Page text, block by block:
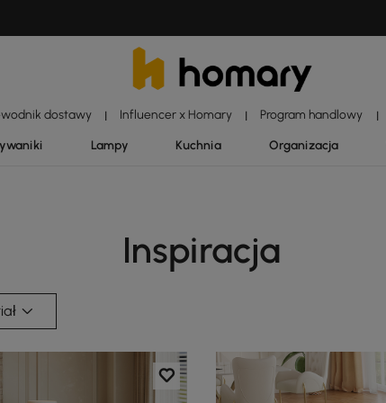
dostawy | Influencer x Homary | Program handlowy |
Lampy Kuchnia Organizacja
Inspiracja